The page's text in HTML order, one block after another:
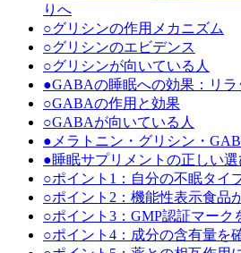
りへ
○グリシンの作用メカニズム
○グリシンのエビデンス
○グリシンが向いている人
●GABAの睡眠への効果：リラ
○GABAの作用と効果
○GABAが向いている人
● メラトニン・グリシン・
●睡眠サプリメントの正しい
○ポイント1：自分の不眠タイ
○ポイント2：機能性表示食品
○ポイント3：GMP認証マーク
○ポイント4：成分の含有量を